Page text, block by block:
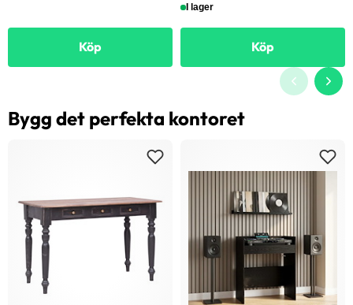
Köp
I lager
Köp
Bygg det perfekta kontoret